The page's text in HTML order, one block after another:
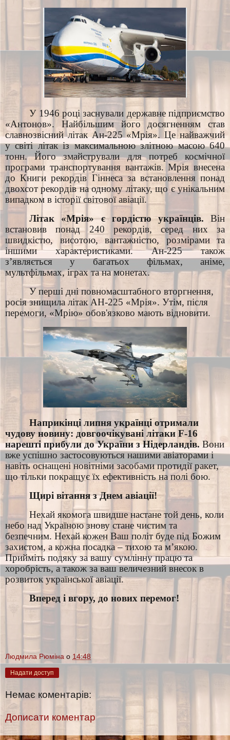
У 1946 році заснували державне підприємство
«Антонов». Найбільшим його досягненням став
славнозвісний літак Ан-225 «Мрія». Це найважчий
у світі літак із максимальною злітною масою 640
тонн. Його змайстрували для потреб космічної
програми транспортування вантажів. Мрія внесена
до Книги рекордів Гіннеса за встановлення понад
двохсот рекордів на одному літаку, що є унікальним
випадком в історії світової авіації.
Літак «Мрія» є гордістю українців. Він
встановив понад 240 рекордів, серед них за
швидкістю, висотою, вантажністю, розмірами та
іншими характеристиками. Ан-225 також
з’являється у багатьох фільмах, аніме,
мультфільмах, іграх та на монетах.
У перші дні повномасштабного вторгнення,
росія знищила літак АН-225 «Мрія». Утім, після
перемоги, «Мрію» обов'язково мають відновити.
Наприкінці липня українці отримали
чудову новину: довгоочікувані літаки F-16
нарешті прибули до України з Нідерландів. Вони
вже успішно застосовуються нашими авіаторами і
навіть оснащені новітніми засобами протидії ракет,
що тільки покращує їх ефективність на полі бою.
Щирі вітання з Днем авіації!
Нехай якомога швидше настане той день, коли
небо над Україною знову стане чистим та
безпечним. Нехай кожен Ваш політ буде під Божим
захистом, а кожна посадка – тихою та м’якою.
Прийміть подяку за вашу сумлінну працю та
хоробрість, а також за ваш величезний внесок в
розвиток української авіації.
Вперед і вгору, до нових перемог!
Людмила Рюміна о 14:48
Надати доступ
Немає коментарів:
Дописати коментар